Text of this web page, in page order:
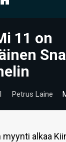
11 on
Petrus Laine
myynti alkaa